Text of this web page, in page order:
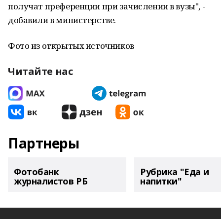
получат преференции при зачислении в вузы", -
добавили в министерстве.
Фото из открытых источников
Читайте нас
Партнеры
Фотобанк
журналистов РБ
Рубрика "Еда и
напитки"